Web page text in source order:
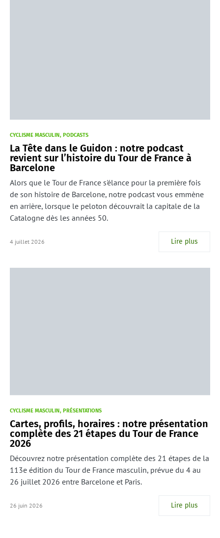
CYCLISME MASCULIN PODCASTS
La Tête dans le Guidon : notre podcast
revient sur l’histoire du Tour de France à
Barcelone
Alors que le Tour de France s'élance pour la première fois
de son histoire de Barcelone, notre podcast vous emmène
en arrière, lorsque le peloton découvrait la capitale de la
Catalogne dès les années 50.
4 juillet 2026 Lire plus
CYCLISME MASCULIN PRÉSENTATIONS
Cartes, profils, horaires : notre présentation
complète des 21 étapes du Tour de France
2026
Découvrez notre présentation complète des 21 étapes de la
113e édition du Tour de France masculin, prévue du 4 au
26 juillet 2026 entre Barcelone et Paris.
26 juin 2026 Lire plus